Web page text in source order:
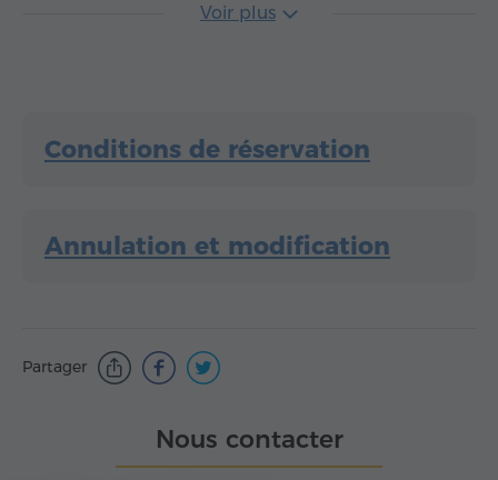
Voir plus
Conditions de réservation
Annulation et modification
Partager
Nous contacter